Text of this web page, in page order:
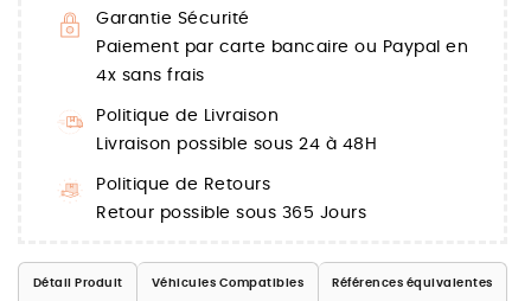
Garantie Sécurité
Paiement par carte bancaire ou Paypal en
4x sans frais
Politique de Livraison
Livraison possible sous 24 à 48H
Politique de Retours
Retour possible sous 365 Jours
Détail Produit Véhicules Compatibles Références équivalentes